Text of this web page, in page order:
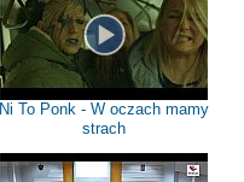
Ni To Ponk - W oczach mamy
strach